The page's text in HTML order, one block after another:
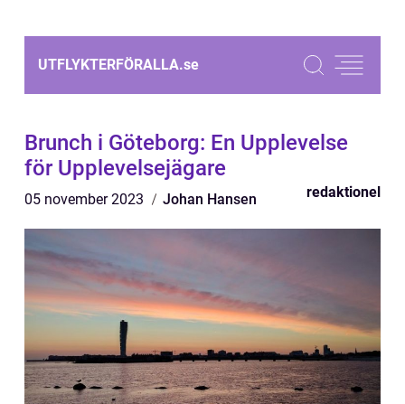
UTFLYKTERFÖRALLA.se
Brunch i Göteborg: En Upplevelse
för Upplevelsejägare
05 november 2023 Johan Hansen redaktionel